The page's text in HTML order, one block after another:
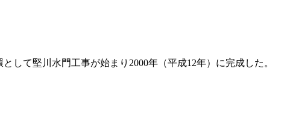
して堅川水門工事が始まり2000年（平成12年）に完成した。